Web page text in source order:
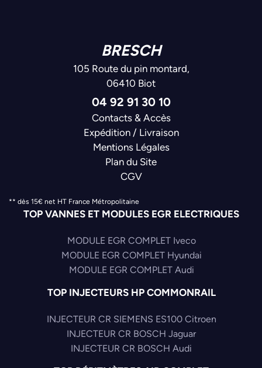
BRESCH
105 Route du pin montard,
06410 Biot
04 92 91 30 10
Contacts & Accès
Expédition / Livraison
Mentions Légales
Plan du Site
CGV
** dès 15€ net HT France Métropolitaine
TOP VANNES ET MODULES EGR ELECTRIQUES
MODULE EGR COMPLET Iveco
MODULE EGR COMPLET Hyundai
MODULE EGR COMPLET Audi
TOP INJECTEURS HP COMMONRAIL
INJECTEUR CR SIEMENS ES100 Citroen
INJECTEUR CR BOSCH Jaguar
INJECTEUR CR BOSCH Audi